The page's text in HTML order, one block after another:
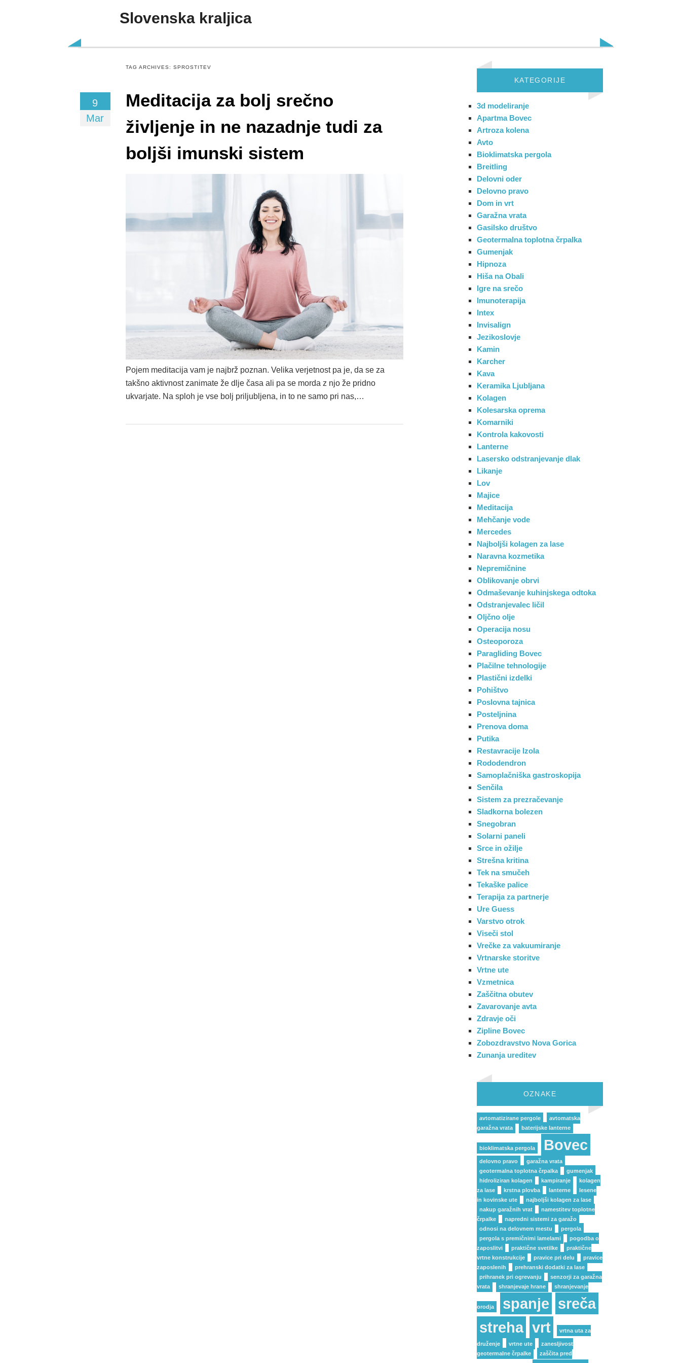
Slovenska kraljica
TAG ARCHIVES: SPROSTITEV
9
Mar
Meditacija za bolj srečno
življenje in ne nazadnje tudi za
boljši imunski sistem
Pojem meditacija vam je najbrž poznan. Velika verjetnost pa je, da se za
takšno aktivnost zanimate že dlje časa ali pa se morda z njo že pridno
ukvarjate. Na sploh je vse bolj priljubljena, in to ne samo pri nas,…
KATEGORIJE
3d modeliranje
Apartma Bovec
Artroza kolena
Avto
Bioklimatska pergola
Breitling
Delovni oder
Delovno pravo
Dom in vrt
Garažna vrata
Gasilsko društvo
Geotermalna toplotna črpalka
Gumenjak
Hipnoza
Hiša na Obali
Igre na srečo
Imunoterapija
Intex
Invisalign
Jezikoslovje
Kamin
Karcher
Kava
Keramika Ljubljana
Kolagen
Kolesarska oprema
Komarniki
Kontrola kakovosti
Lanterne
Lasersko odstranjevanje dlak
Likanje
Lov
Majice
Meditacija
Mehčanje vode
Mercedes
Najboljši kolagen za lase
Naravna kozmetika
Nepremičnine
Oblikovanje obrvi
Odmaševanje kuhinjskega odtoka
Odstranjevalec ličil
Oljčno olje
Operacija nosu
Osteoporoza
Paragliding Bovec
Plačilne tehnologije
Plastični izdelki
Pohištvo
Poslovna tajnica
Posteljnina
Prenova doma
Putika
Restavracije Izola
Rododendron
Samoplačniška gastroskopija
Senčila
Sistem za prezračevanje
Sladkorna bolezen
Snegobran
Solarni paneli
Srce in ožilje
Strešna kritina
Tek na smučeh
Tekaške palice
Terapija za partnerje
Ure Guess
Varstvo otrok
Viseči stol
Vrečke za vakuumiranje
Vrtnarske storitve
Vrtne ute
Vzmetnica
Zaščitna obutev
Zavarovanje avta
Zdravje oči
Zipline Bovec
Zobozdravstvo Nova Gorica
Zunanja ureditev
OZNAKE
avtomatizirane pergole
avtomatska
garažna vrata
baterijske lanterne
bioklimatska pergola Bovec
delovno pravo
garažna vrata
geotermalna toplotna črpalka
gumenjak
hidroliziran kolagen
kampiranje
kolagen
za lase
krstna plovba lanterne
lesene
in kovinske ute
najboljši kolagen za lase
nakup garažnih vrat
namestitev toplotne
črpalke
napredni sistemi za garažo
odnosi na delovnem mestu
pergola
pergola s premičnimi lamelami
pogodba o
zaposlitvi
praktične svetilke
praktične
vrtne konstrukcije
pravice pri delu
pravice
zaposlenih
prehranski dodatki za lase
prihranek pri ogrevanju
senzorji za garažna
vrata
shranjevaje hrane shranjevanje
orodja spanje sreča
streha vrt vrtna uta za
druženje vrtne ute
zanesljivost
geotermalne črpalke
zaščita pred